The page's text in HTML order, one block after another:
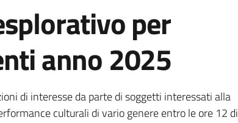
per
anno 2025
di interesse da parte di soggetti interessati alla
culturali di vario genere entro le ore 12 di